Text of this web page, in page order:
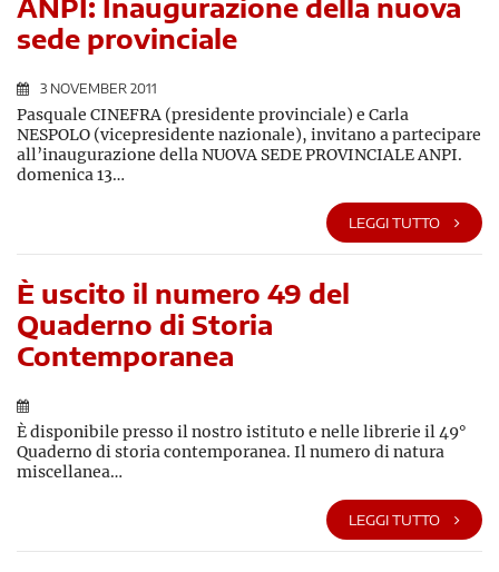
ANPI: Inaugurazione della nuova
sede provinciale
3 NOVEMBER 2011
Pasquale CINEFRA (presidente provinciale) e Carla
NESPOLO (vicepresidente nazionale), invitano a partecipare
all’inaugurazione della NUOVA SEDE PROVINCIALE ANPI.
domenica 13…
LEGGI TUTTO
È uscito il numero 49 del
Quaderno di Storia
Contemporanea
È disponibile presso il nostro istituto e nelle librerie il 49°
Quaderno di storia contemporanea. Il numero di natura
miscellanea…
LEGGI TUTTO